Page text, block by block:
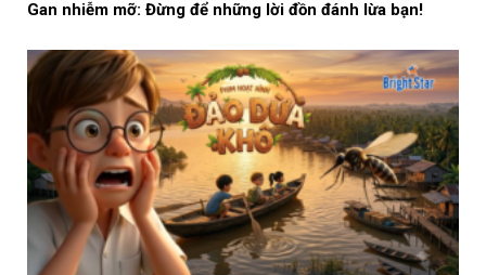
Gan nhiễm mỡ: Đừng để những lời đồn đánh lừa bạn!